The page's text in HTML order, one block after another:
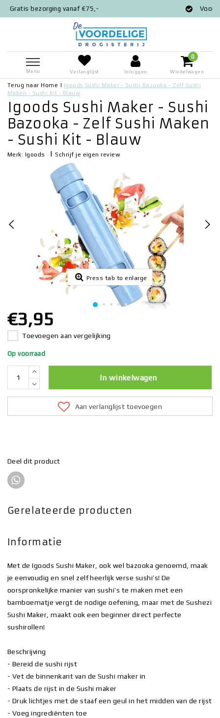
€75,- Voor 12:00 besteld = zelfde
Menu Verlanglijst Inloggen
0
Winkelwagen
Terug naar Home | Igoods Sushi Maker - Sushi Bazooka - Zelf Sushi
Maken - Sushi Kit - Blauw
Igoods Sushi Maker - Sushi
Bazooka - Zelf Sushi Maken
- Sushi Kit - Blauw
Merk: Igoods |Schrijf je eigen review
Press tab to enlarge
€3,95
Toevoegen aan vergelijking
Op voorraad
In winkelwagen
Aan verlanglijst toevoegen
Deel dit product
Gerelateerde producten
Informatie
Met de Igoods Sushi Maker, ook wel bazooka genoemd, maak
je eenvoudig en snel zelf heerlijk verse sushi’s! De
oorspronkelijke manier van sushi’s te maken met een
bamboematje vergt de nodige oefening, maar met de Sushezi
Sushi Maker, maakt ook een beginner direct perfecte
sushirollen!
Beschrijving
- Bereid de sushi rijst
- Vet de binnenkant van de Sushi maker in
- Plaats de rijst in de Sushi maker
- Druk lichtjes met de staaf een geul in het midden van de rijst
- Voeg ingrediënten toe